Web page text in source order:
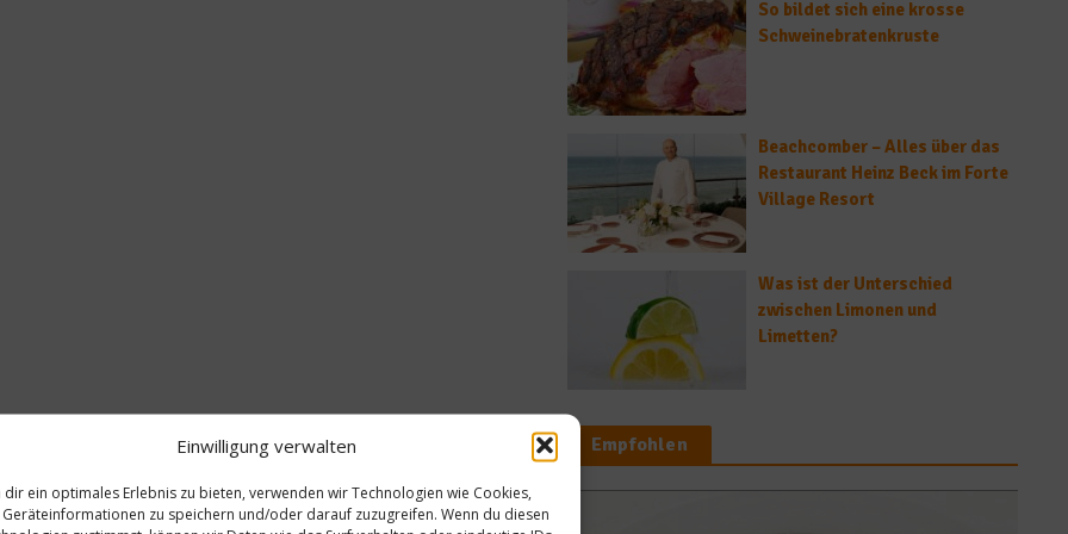
Einwilligung verwalten
dir ein optimales Erlebnis zu bieten, verwenden wir Technologien wie Cookies,
Geräteinformationen zu speichern und/oder darauf zuzugreifen. Wenn du diesen
So bildet sich eine krosse
Schweinebratenkruste
Beachcomber – Alles über das
Restaurant Heinz Beck im Forte
Village Resort
Was ist der Unterschied
zwischen Limonen und
Limetten?
Empfohlen